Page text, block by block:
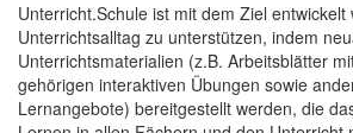
Unterricht.Schule ist mit dem Ziel
Unterrichtsalltag zu unterstützen, indem
Unterrichtsmaterialien (z.B. Arbeitsblätter
gehörigen interaktiven Übungen sowie
Lernangebote) bereitgestellt werden, die